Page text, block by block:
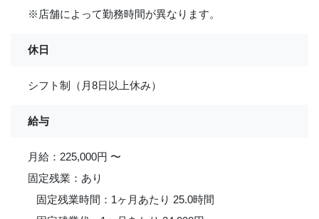
※店舗によって勤務時間が異なります。
休日
シフト制（月8日以上休み）
給与
月給：225,000円 〜
固定残業：あり
固定残業時間：1ヶ月あたり 25.0時間